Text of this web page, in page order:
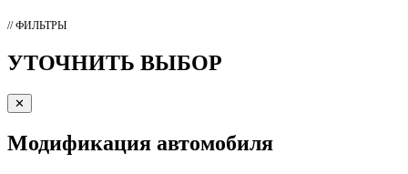
// ФИЛЬТРЫ
УТОЧНИТЬ ВЫБОР
✕
Модификация автомобиля